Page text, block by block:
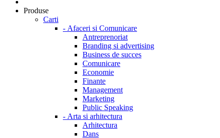
Produse
Carti
- Afaceri si Comunicare
Antreprenoriat
Branding si advertising
Business de succes
Comunicare
Economie
Finante
Management
Marketing
Public Speaking
- Arta si arhitectura
Arhitectura
Dans